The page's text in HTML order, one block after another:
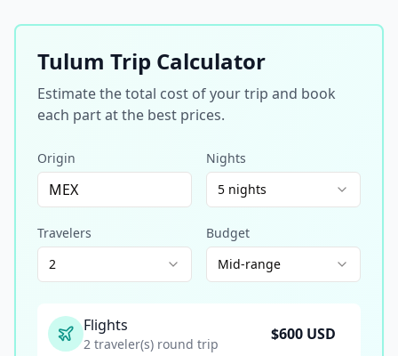
Tulum Trip Calculator
Estimate the total cost of your trip and book
each part at the best prices.
Origin
Nights
5 nights
Travelers
2
Budget
Mid-range
Flights
2 traveler(s) round trip
$600 USD